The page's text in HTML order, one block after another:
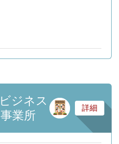
ジネス
業所
サ
詳細